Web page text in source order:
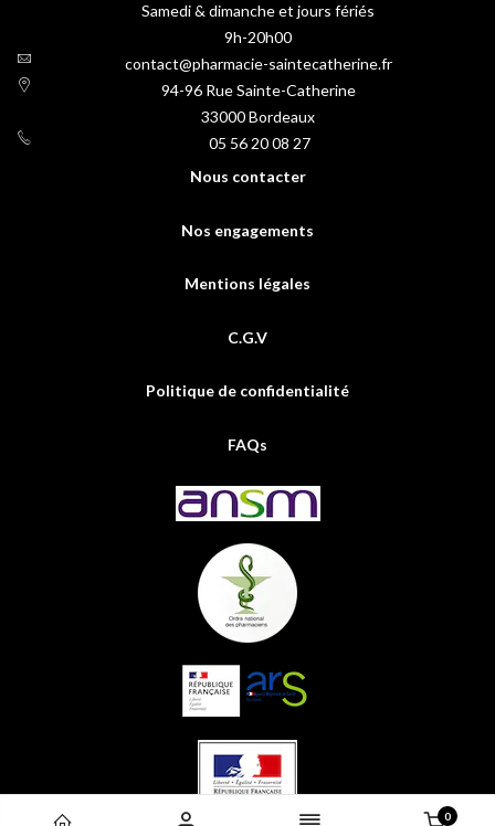
Samedi & dimanche et jours fériés
9h-20h00
contact@pharmacie-saintecatherine.fr
94-96 Rue Sainte-Catherine
33000Bordeaux
05 56 20 08 27
Nous contacter
Nos engagements
Mentions légales
C.G.V
Politique de confidentialité
FAQs
0